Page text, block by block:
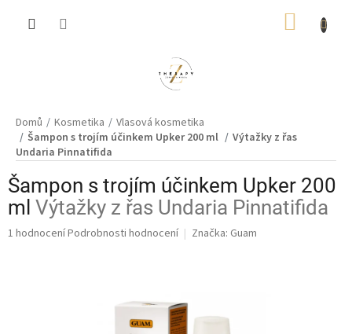
Domů Kosmetika
Vlasová kosmetika
Šampon s trojím účinkem Upker 200 ml
Výtažky z řas
Undaria Pinnatifida
Šampon s trojím účinkem Upker 200
ml Výtažky z řas Undaria Pinnatifida
Průměrné
1 hodnoceníPodrobnosti hodnocení Značka: Guam